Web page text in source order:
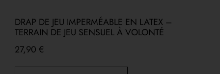
DRAP DE JEU IMPERMÉABLE EN LATEX –
TERRAIN DE JEU SENSUEL À VOLONTÉ
27,90 €